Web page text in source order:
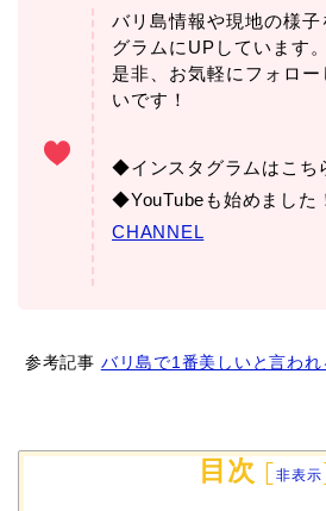
バリ島情報や現地の様子
グラムにUPしています。
是非、お気軽にフォロー
いです！
◆インスタグラムはこち
◆YouTubeも始めました
CHANNEL
参考記事 バリ島で1番美しいと言われ
目次 [非表示